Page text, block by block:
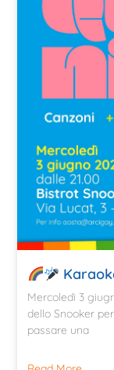
Mercoledì 3
dello Snooker
passare una